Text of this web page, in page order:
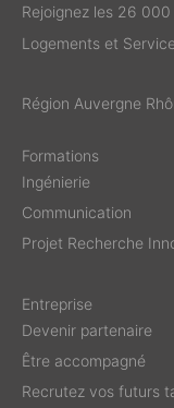
Rejoignez les 26
Logements et
Région Auvergne
Formations
Ingénierie
Communication
Projet Recherche
Entreprise
Devenir partenaire
Être accompagné
Recrutez vos futurs